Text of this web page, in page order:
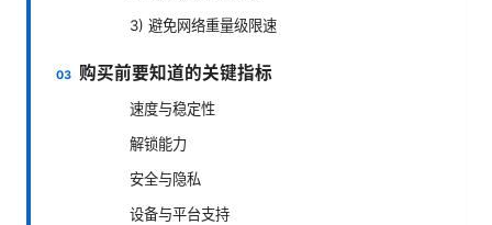
3) 避免网络重量级限速
购买前要知道的关键指标
速度与稳定性
解锁能力
安全与隐私
设备与平台支持